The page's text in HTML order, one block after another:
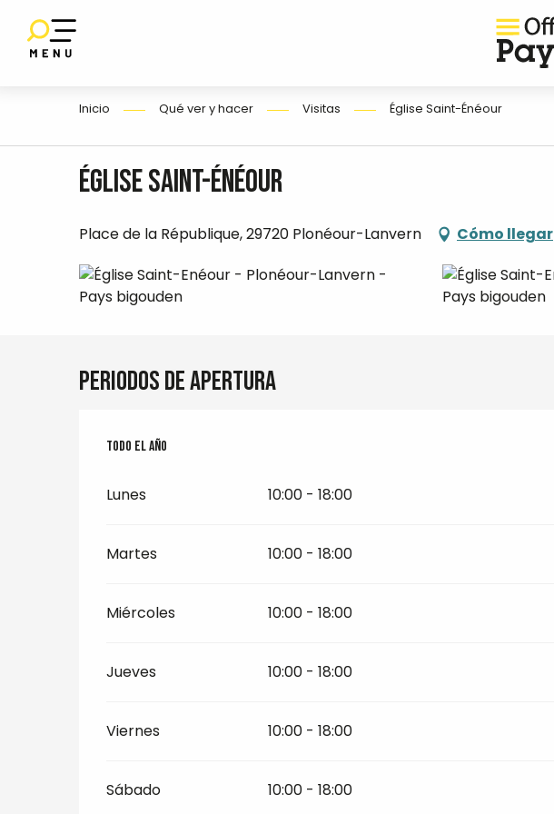
contenu
Inicio Qué ver y hacer Visitas Église Saint-Énéour
Église Saint-Énéour
Place de la République, 29720 Plonéour-Lanvern Cómo llegar
Periodos de apertura
Todo el año
Todo el año
Lunes 10:00 - 18:00
Martes 10:00 - 18:00
Miércoles 10:00 - 18:00
Jueves 10:00 - 18:00
Viernes 10:00 - 18:00
Sábado 10:00 - 18:00